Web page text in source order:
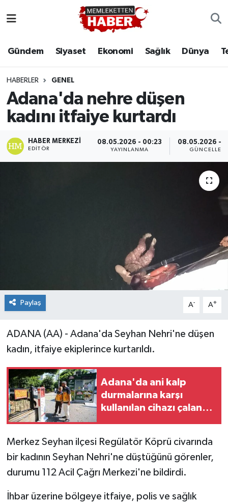
Gündem Siyaset Ekonomi Sağlık Dünya
HABERLER GENEL
Adana'da nehre düşen
kadını itfaiye kurtardı
HABER MERKEZI
EDITÖR
08.05.2026 - 00:23
YAYINLANMA
08.05.2026 -
Paylaş A- A+
ADANA (AA) - Adana'da Seyhan Nehri'ne düşen
kadın, itfaiye ekiplerince kurtarıldı.
Adana'da ani kalp
durmalarına karşı
kullanılan cihazı çalan
Merkez Seyhan ilçesi Regülatör Köprü civarında
bir kadının Seyhan Nehri'ne düştüğünü görenler,
durumu 112 Acil Çağrı Merkezi'ne bildirdi.
İhbar üzerine bölgeye itfaiye, polis ve sağlık